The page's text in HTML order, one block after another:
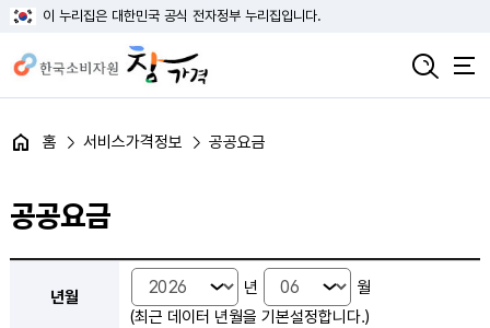
이 누리집은 대한민국 공식 전자정부 누리집입니다.
홈 서비스가격정보 공공요금
공공요금
년월 년
월
(최근 데이터 년월을 기본설정합니다.)